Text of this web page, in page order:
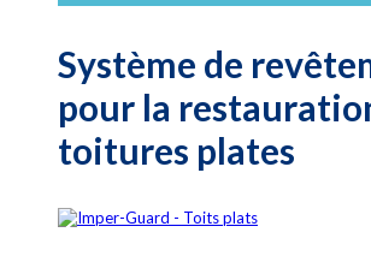
Système de
pour la
toitures plates